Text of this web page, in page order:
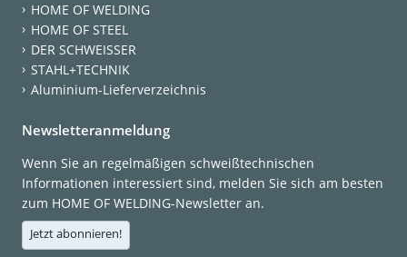
HOME OF WELDING
HOME OF STEEL
DER SCHWEISSER
STAHL+TECHNIK
Aluminium-Lieferverzeichnis
Newsletteranmeldung
Wenn Sie an regelmäßigen schweißtechnischen
Informationen interessiert sind, melden Sie sich am besten
zum HOME OF WELDING-Newsletter an.
Jetzt abonnieren!